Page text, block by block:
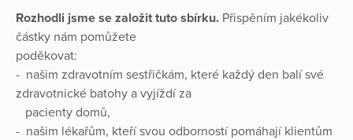
Rozhodli jsme se založit tuto sbírku. Přispěním jakékoliv
částky nám pomůžete
poděkovat:
- našim zdravotním sestřičkám, které každý den balí své
zdravotnické batohy a vyjíždí za
pacienty domů,
- našim lékařům, kteří svou odborností pomáhají klientům